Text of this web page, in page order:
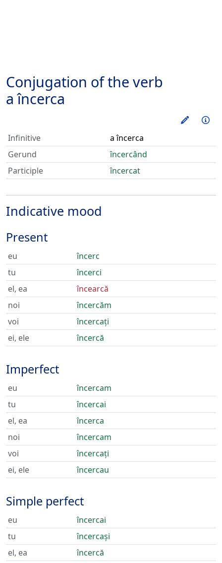
Conjugation of the verb
a încerca
Train
Infinitive
a încerca
Gerund
încercând
Participle
încercat
Indicative mood
Present
eu
încerc
tu
încerci
el, ea
încearcă
noi
încercăm
voi
încercați
ei, ele
încercă
Imperfect
eu
încercam
tu
încercai
el, ea
încerca
noi
încercam
voi
încercați
ei, ele
încercau
Simple perfect
eu
încercai
tu
încercași
el, ea
încercă